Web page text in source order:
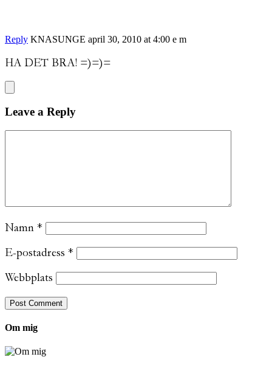
Reply KNASUNGE april 30, 2010 at 4:00 e m
HA DET BRA! =)=)=
Leave a Reply
Namn *
E-postadress *
Webbplats
Om mig